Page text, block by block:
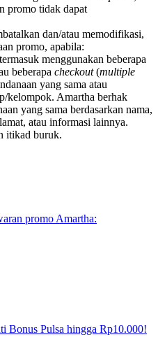
promo tidak dapat
dan/atau memodifikasi,
promo, apabila:
menggunakan beberapa
beberapa checkout(multiple
yang sama atau
kelompok. Amartha berhak
yang sama berdasarkan nama,
atau informasi lainnya.
itikad buruk.
promo Amartha:
Bonus Pulsa hingga Rp10.000!